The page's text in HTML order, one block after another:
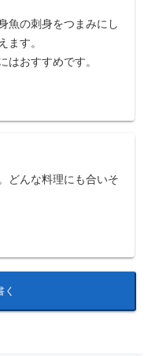
魚の刺身をつまみにし
ます。
はおすすめです。
どんな料理にも合いそ